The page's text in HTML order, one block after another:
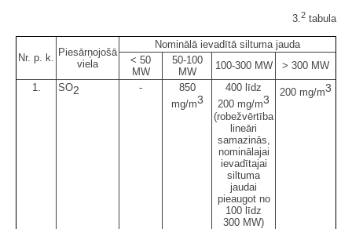
3.2 tabula
Nr. p. k. Piesārņojošā
viela
Nominālā ievadītā siltuma jauda
< 50
MW
50-100
MW
100-300 MW
> 300 MW
1.
SO2 -
850
mg/m3
400 līdz
200 mg/m3
(robežvērtība
lineāri
samazinās,
nominālajai
ievadītajai
siltuma
jaudai
pieaugot no
100 līdz
300 MW)
200 mg/m3